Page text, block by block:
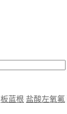
板蓝根 盐酸左氧氟